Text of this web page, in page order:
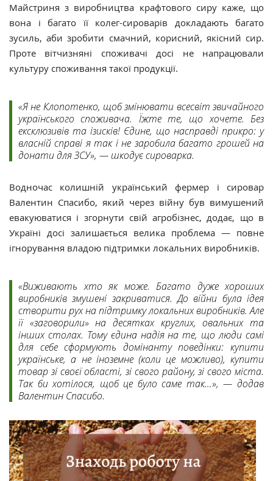
Майстриня з виробництва крафтового сиру каже, що
вона і багато її колег-сироварів докладають багато
зусиль, аби зробити смачний, корисний, якісний сир.
Проте вітчизняні споживачі досі не напрацювали
культуру споживання такої продукції.
«Я не Клопотенко, щоб змінювати всесвіт звичайного
українського споживача. Їжте те, що хочете. Без
ексклюзивів та ізисків! Єдине, що насправді прикро: у
власній справі я так і не заробила багато грошей на
донати для ЗСУ», — шкодує сироварка.
Водночас колишній український фермер і сировар
Валентин Спасибо, який через війну був вимушений
евакуюватися і згорнути свій агробізнес, додає, що в
Україні досі залишається велика проблема — повне
ігнорування владою підтримки локальних виробників.
«Виживають хто як може. Багато дуже хороших
виробників змушені закриватися. До війни була ідея
створити рух на підтримку локальних виробників. Але
її «заговорили» на десятках круглих, овальних та
інших столах. Тому єдина надія на те, що люди самі
для себе сформують домінанту поведінки: купити
українське, а не іноземне (коли це можливо), купити
товар зі своєї області, зі свого району, зі свого міста.
Так би хотілося, щоб це було саме так…», — додав
Валентин Спасибо.